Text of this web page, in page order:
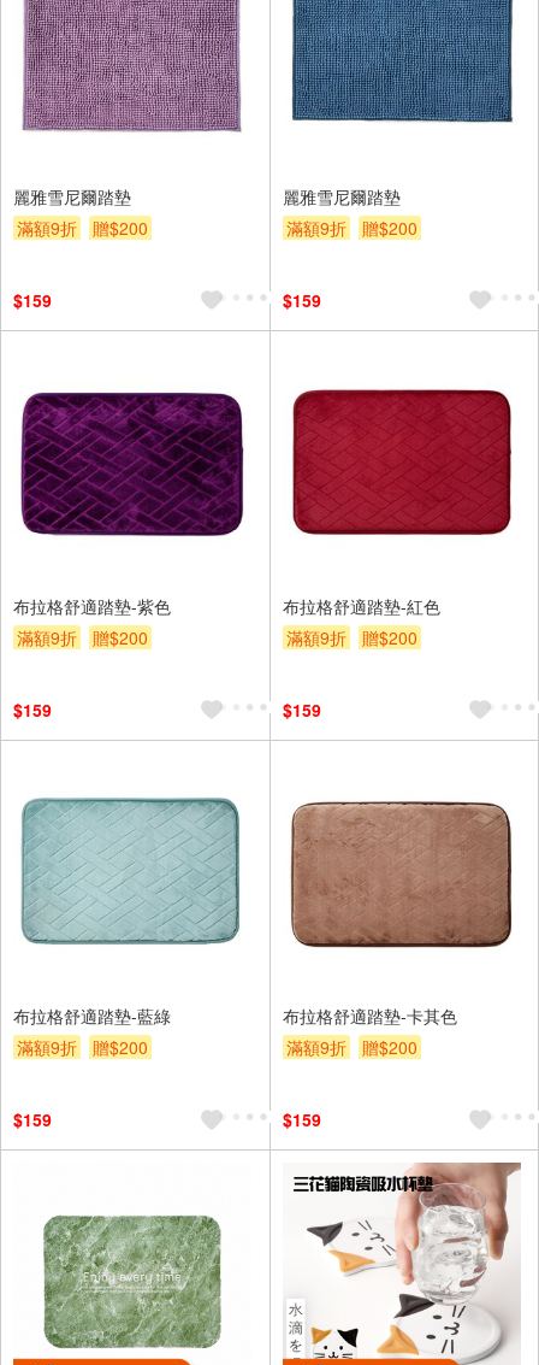
麗雅雪尼爾踏墊
滿額9折
贈$200
$159
麗雅雪尼爾踏墊
滿額9折
贈$200
$159
布拉格舒適踏墊-紫色
滿額9折
贈$200
$159
布拉格舒適踏墊-紅色
滿額9折
贈$200
$159
布拉格舒適踏墊-藍綠
滿額9折
贈$200
$159
布拉格舒適踏墊-卡其色
滿額9折
贈$200
$159